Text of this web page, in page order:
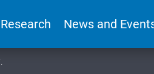
Research News and